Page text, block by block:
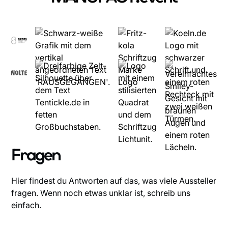
Fragen
Hier findest du Antworten auf das, was viele Aussteller
fragen. Wenn noch etwas unklar ist, schreib uns
einfach.